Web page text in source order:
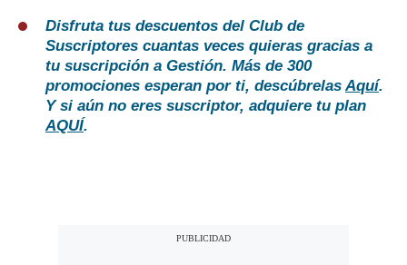
Disfruta tus descuentos del Club de
Suscriptores cuantas veces quieras gracias a
tu suscripción a Gestión. Más de 300
promociones esperan por ti, descúbrelasAquí.
Y si aún no eres suscriptor, adquiere tu plan
AQUÍ.